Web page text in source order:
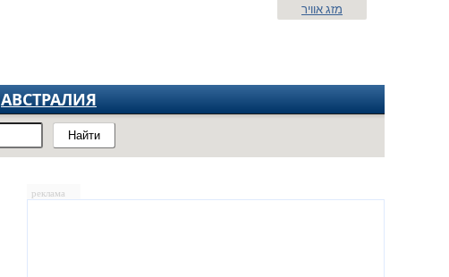
Найти
מזג אוויר
АВСТРАЛИЯ
реклама